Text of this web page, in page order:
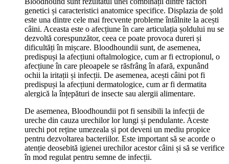
genetici și caracteristici anatomice specifice. Displazia de șold
este una dintre cele mai frecvente probleme întâlnite la acești
câini. Aceasta este o afecțiune în care articulația șoldului nu se
dezvoltă corespunzător, ceea ce poate provoca dureri și
dificultăți în mișcare. Bloodhoundii sunt, de asemenea,
predispuși la afecțiuni oftalmologice, cum ar fi ectropionul, o
afecțiune în care pleoapele se răsfrâng în afară, expunând
ochii la iritații și infecții. De asemenea, acești câini pot fi
predispuși la afecțiuni dermatologice, cum ar fi dermatita
alergică la înțepături de insecte sau alergii alimentare.
De asemenea, Bloodhoundii pot fi sensibili la infecții de
ureche din cauza urechilor lor lungi și pendulante. Aceste
urechi pot reține umezeala și pot deveni un mediu propice
pentru dezvoltarea bacteriilor. Este important să se acorde o
atenție deosebită igienei urechilor acestor câini și să se verifice
în mod regulat pentru semne de infecții.